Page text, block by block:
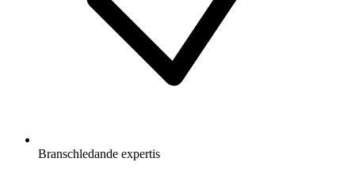
Branschledande expertis